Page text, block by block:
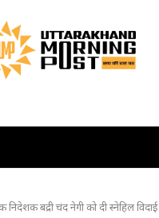
निदेशक बद्री चंद नेगी को दी स्नेहिल विदाई